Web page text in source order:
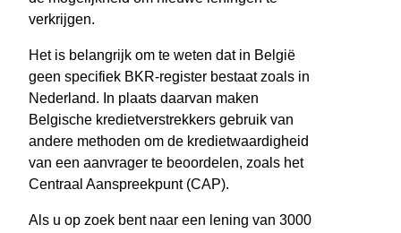
verkrijgen.
Het is belangrijk om te weten dat in België
geen specifiek BKR-register bestaat zoals in
Nederland. In plaats daarvan maken
Belgische kredietverstrekkers gebruik van
andere methoden om de kredietwaardigheid
van een aanvrager te beoordelen, zoals het
Centraal Aanspreekpunt (CAP).
Als u op zoek bent naar een lening van 3000